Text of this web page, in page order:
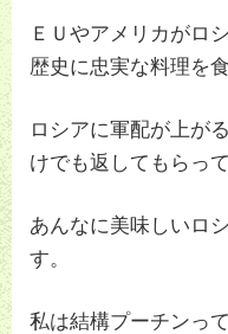
ＥＵやアメリカがロ
歴史に忠実な料理を
ロシアに軍配が上が
けでも返してもらっ
あんなに美味しいロ
す。
私は結構プーチンっ